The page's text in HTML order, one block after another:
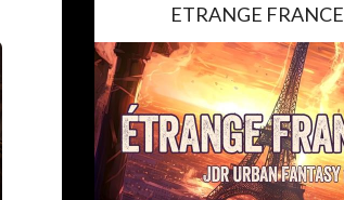
ETRANGE FRANCE